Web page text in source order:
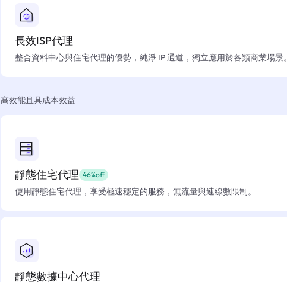
長效ISP代理
整合資料中心與住宅代理的優勢，純淨 IP 通道，獨立應用於各類商業場景。
高效能且具成本效益
靜態住宅代理 46%off
使用靜態住宅代理，享受極速穩定的服務，無流量與連線數限制。
靜態數據中心代理